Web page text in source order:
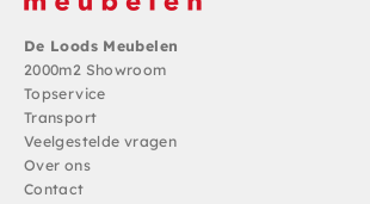
De Loods Meubelen
2000m2 Showroom
Topservice
Transport
Veelgestelde vragen
Over ons
Contact